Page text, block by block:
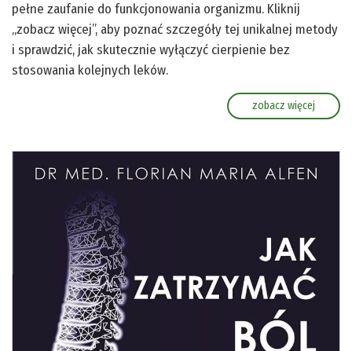
pełne zaufanie do funkcjonowania organizmu. Kliknij
„zobacz więcej”, aby poznać szczegóły tej unikalnej metody
i sprawdzić, jak skutecznie wyłączyć cierpienie bez
stosowania kolejnych leków.
zobacz więcej